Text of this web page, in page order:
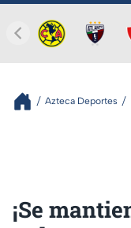
Azteca Deportes
¡Se